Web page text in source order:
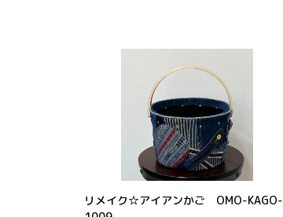
リメイク☆アイアンかご OMO-KAGO-